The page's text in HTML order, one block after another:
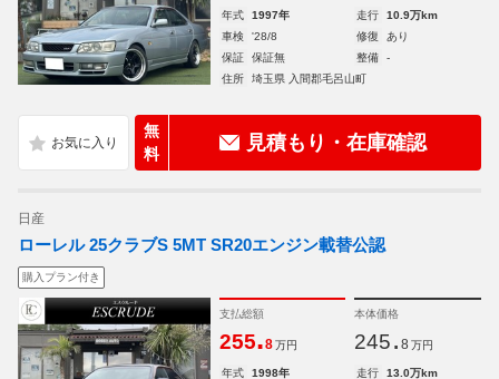
年式 1997年 走行
10.9万km
車検
'28/8 修復
あり
保証
保証無 整備
-
住所
埼玉県 入間郡毛呂山町
無
料
見積もり・在庫確認
日産
ローレル 25クラブS 5MT SR20エンジン載替公認
購入プラン付き
支払総額
255.8 万円
本体価格
245. 8 万円
年式 1998年 走行
13.0万km